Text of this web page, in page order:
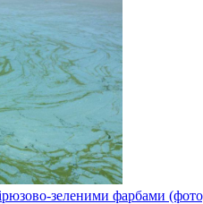
зеленими фарбами